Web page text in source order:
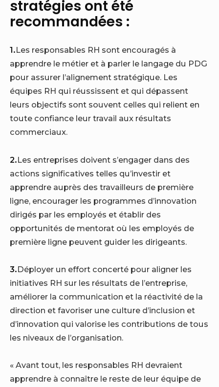
stratégies ont été
recommandées :
1.Les responsables RH sont encouragés à
apprendre le métier et à parler le langage du PDG
pour assurer l’alignement stratégique. Les
équipes RH qui réussissent et qui dépassent
leurs objectifs sont souvent celles qui relient en
toute confiance leur travail aux résultats
commerciaux.
2.Les entreprises doivent s’engager dans des
actions significatives telles qu’investir et
apprendre auprès des travailleurs de première
ligne, encourager les programmes d’innovation
dirigés par les employés et établir des
opportunités de mentorat où les employés de
première ligne peuvent guider les dirigeants.
3.Déployer un effort concerté pour aligner les
initiatives RH sur les résultats de l’entreprise,
améliorer la communication et la réactivité de la
direction et favoriser une culture d’inclusion et
d’innovation qui valorise les contributions de tous
les niveaux de l’organisation.
« Avant tout, les responsables RH devraient
apprendre à connaître le reste de leur équipe de